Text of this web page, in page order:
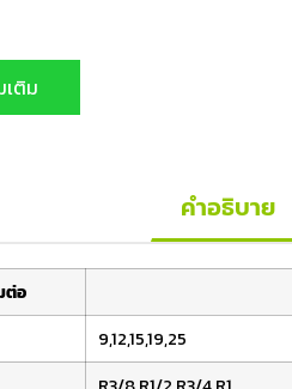
ติม
คำอธิบาย
ต่อ
9,12,15,19,25